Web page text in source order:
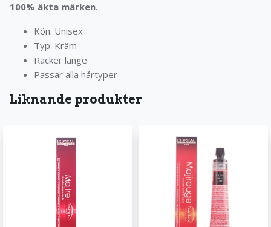
100% äkta märken.
Kön: Unisex
Typ: Kräm
Räcker länge
Passar alla hårtyper
Liknande produkter